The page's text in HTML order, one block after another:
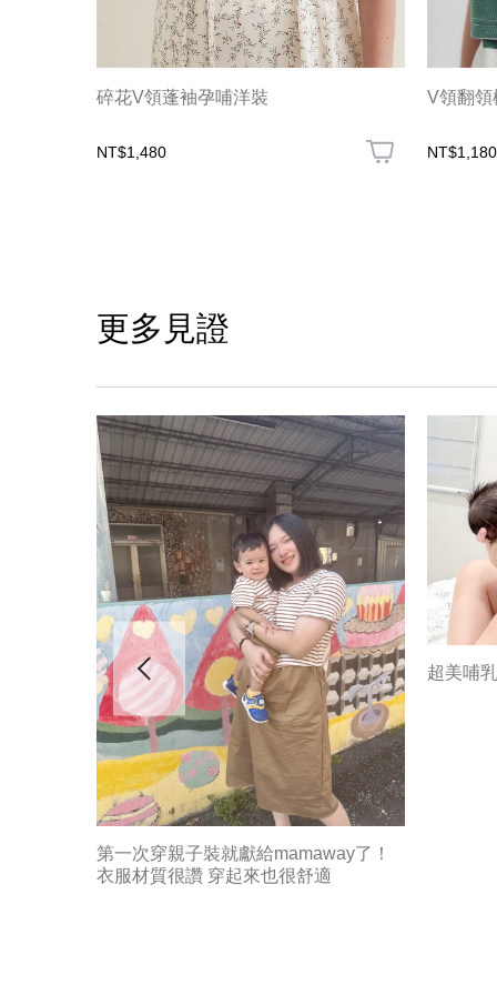
碎花V領蓬袖孕哺洋裝
NT$1,480
V領翻領
NT$1,180
更多見證
第一次穿親子裝就獻給mamaway了！
衣服材質很讚 穿起來也很舒適
超美哺